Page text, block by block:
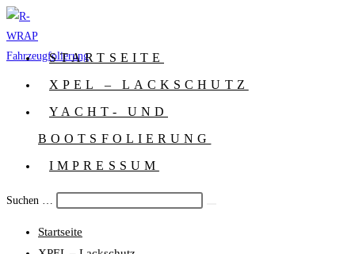
Zum
Inhalt
springen STARTSEITE
XPEL – LACKSCHUTZ
YACHT- UND
BOOTSFOLIERUNG
IMPRESSUM
Suchen …
Startseite